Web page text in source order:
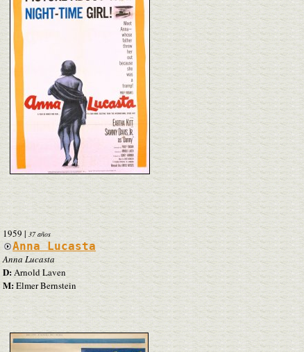
1959 | 37 años
Anna Lucasta
Anna Lucasta
D:Arnold Laven
M:Elmer Bernstein